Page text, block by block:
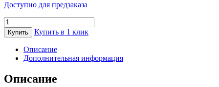
Доступно для предзаказа
Количество
товара
Крюк-
мешалка
миксеров
Heavy
Duty
Купить Купить в 1 клик
Описание
Дополнительная информация
Описание